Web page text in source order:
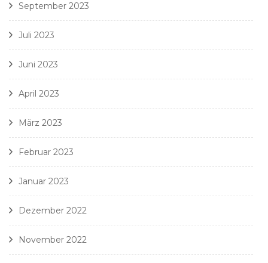
September 2023
Juli 2023
Juni 2023
April 2023
März 2023
Februar 2023
Januar 2023
Dezember 2022
November 2022